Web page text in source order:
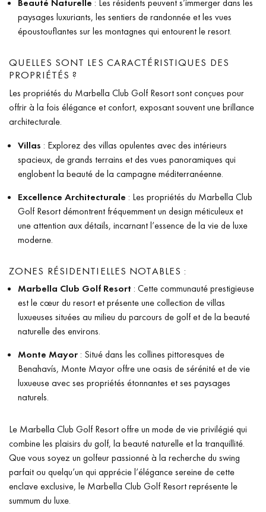
Beauté Naturelle : Les résidents peuvent s’immerger dans les
paysages luxuriants, les sentiers de randonnée et les vues
époustouflantes sur les montagnes qui entourent le resort.
QUELLES SONT LES CARACTÉRISTIQUES DES
PROPRIÉTÉS ?
Les propriétés du Marbella Club Golf Resort sont conçues pour
offrir à la fois élégance et confort, exposant souvent une brillance
architecturale.
Villas : Explorez des villas opulentes avec des intérieurs
spacieux, de grands terrains et des vues panoramiques qui
englobent la beauté de la campagne méditerranéenne.
Excellence Architecturale : Les propriétés du Marbella Club
Golf Resort démontrent fréquemment un design méticuleux et
une attention aux détails, incarnant l’essence de la vie de luxe
moderne.
ZONES RÉSIDENTIELLES NOTABLES :
Marbella Club Golf Resort : Cette communauté prestigieuse
est le cœur du resort et présente une collection de villas
luxueuses situées au milieu du parcours de golf et de la beauté
naturelle des environs.
Monte Mayor : Situé dans les collines pittoresques de
Benahavís, Monte Mayor offre une oasis de sérénité et de vie
luxueuse avec ses propriétés étonnantes et ses paysages
naturels.
Le Marbella Club Golf Resort offre un mode de vie privilégié qui
combine les plaisirs du golf, la beauté naturelle et la tranquillité.
Que vous soyez un golfeur passionné à la recherche du swing
parfait ou quelqu’un qui apprécie l’élégance sereine de cette
enclave exclusive, le Marbella Club Golf Resort représente le
summum du luxe.